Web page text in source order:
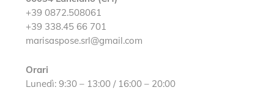
+39 0872.508061
+39 338.45 66 701
marisaspose.srl@gmail.com
Orari
Lunedì: 9:30 – 13:00 / 16:00 – 20:00